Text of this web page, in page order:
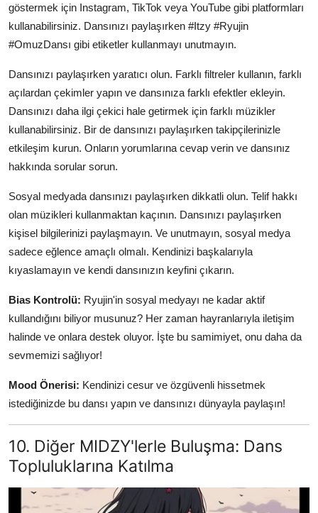
göstermek için Instagram, TikTok veya YouTube gibi platformları
kullanabilirsiniz. Dansınızı paylaşırken #Itzy #Ryujin
#OmuzDansı gibi etiketler kullanmayı unutmayın.
Dansınızı paylaşırken yaratıcı olun. Farklı filtreler kullanın, farklı
açılardan çekimler yapın ve dansınıza farklı efektler ekleyin.
Dansınızı daha ilgi çekici hale getirmek için farklı müzikler
kullanabilirsiniz. Bir de dansınızı paylaşırken takipçilerinizle
etkileşim kurun. Onların yorumlarına cevap verin ve dansınız
hakkında sorular sorun.
Sosyal medyada dansınızı paylaşırken dikkatli olun. Telif hakkı
olan müzikleri kullanmaktan kaçının. Dansınızı paylaşırken
kişisel bilgilerinizi paylaşmayın. Ve unutmayın, sosyal medya
sadece eğlence amaçlı olmalı. Kendinizi başkalarıyla
kıyaslamayın ve kendi dansınızın keyfini çıkarın.
Bias Kontrolü: Ryujin'in sosyal medyayı ne kadar aktif
kullandığını biliyor musunuz? Her zaman hayranlarıyla iletişim
halinde ve onlara destek oluyor. İşte bu samimiyet, onu daha da
sevmemizi sağlıyor!
Mood Önerisi: Kendinizi cesur ve özgüvenli hissetmek
istediğinizde bu dansı yapın ve dansınızı dünyayla paylaşın!
10. Diğer MIDZY'lerle Buluşma: Dans
Topluluklarına Katılma